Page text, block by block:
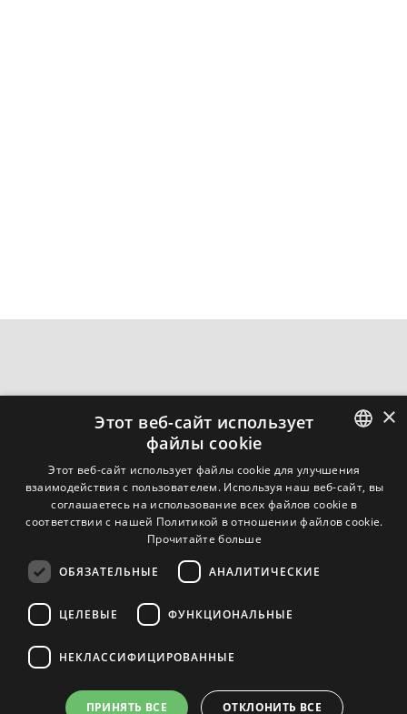
Sordi Srl - "P.I." 04414930968 -
info@sordi.com
+39 0371 48621
Powered by Weblitz
Сертификация качества ISO 9001/UNI EN ISO 9001:2005
Вместе c:
ITALIAN
ENGLISH
FRENCH
×
Этот веб-сайт использует
файлы cookie
Этот веб-сайт использует файлы cookie для улучшения
взаимодействия с пользователем. Используя наш веб-сайт, вы
соглашаетесь на использование всех файлов cookie в
соответствии с нашей Политикой в ​​отношении файлов cookie.
Прочитайте больше
ОБЯЗАТЕЛЬНЫЕ АНАЛИТИЧЕСКИЕ
ЦЕЛЕВЫЕ ФУНКЦИОНАЛЬНЫЕ
НЕКЛАССИФИЦИРОВАННЫЕ
ПРИНЯТЬ ВСЕ ОТКЛОНИТЬ ВСЕ